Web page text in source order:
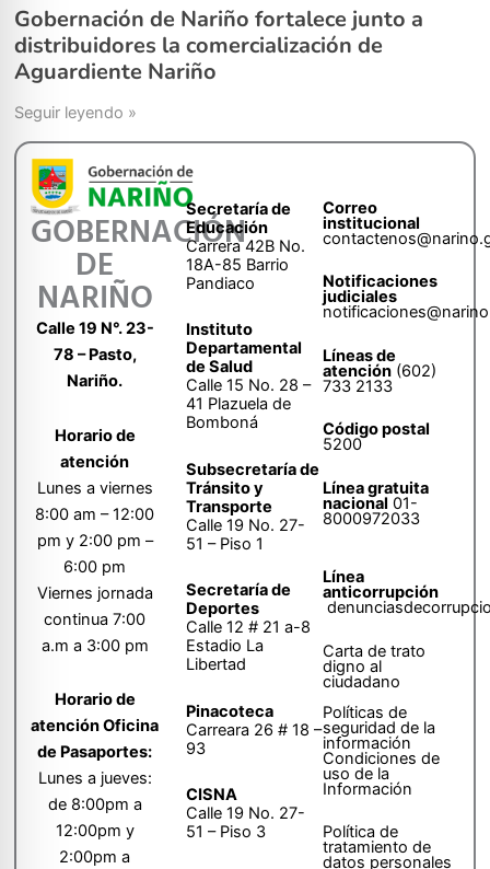
Gobernación de Nariño fortalece junto a
distribuidores la comercialización de
Aguardiente Nariño
Seguir leyendo »
GOBERNACIÓN
DE
NARIÑO
Calle 19 N°. 23-
78 – Pasto,
Nariño.
Horario de
atención
Lunes a viernes
8:00 am – 12:00
pm y 2:00 pm –
6:00 pm
Viernes jornada
continua 7:00
a.m a 3:00 pm
Horario de
atención Oficina
de Pasaportes:
Lunes a jueves:
de 8:00pm a
12:00pm y
2:00pm a
Secretaría de
Educación
Carrera 42B No.
18A-85 Barrio
Pandiaco
Instituto
Departamental
de Salud
Calle 15 No. 28 –
41 Plazuela de
Bomboná
Subsecretaría de
Tránsito y
Transporte
Calle 19 No. 27-
51 – Piso 1
Secretaría de
Deportes
Calle 12 # 21 a-8
Estadio La
Libertad
Pinacoteca
Carreara 26 # 18 –
93
CISNA
Calle 19 No. 27-
51 – Piso 3
Correo
institucional
Notificaciones
judiciales
Líneas de
atención (602)
733 2133
Código postal
5200
Línea gratuita
nacional 01-
8000972033
Línea
anticorrupción
Carta de trato
digno al
ciudadano
Políticas de
seguridad de la
información
Condiciones de
uso de la
Información
Política de
tratamiento de
datos personales